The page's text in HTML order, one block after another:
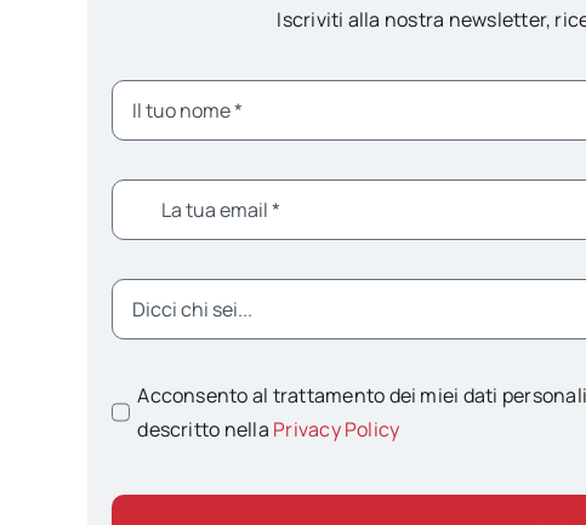
Iscriviti alla nostra newsletter,
Acconsento al trattamento dei miei dati
descritto nella Privacy Policy